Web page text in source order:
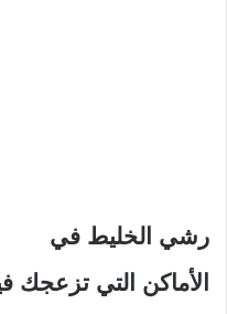
رشي الخليط في
الأماكن التي تزعجك